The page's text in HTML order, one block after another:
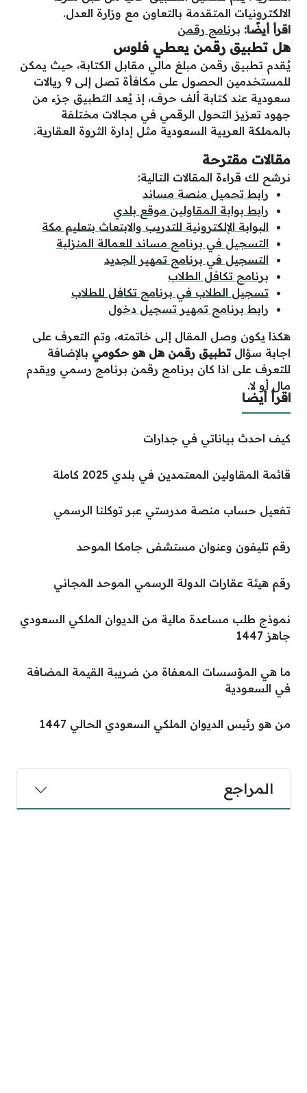
الالكترونيات المتقدمة بالتعاون مع وزارة العدل.
اقرأ أيضًا: برنامج رقمن
هل تطبيق رقمن يعطي فلوس
يُقدم تطبيق رقمن مبلغ مالي مقابل الكتابة، حيث يمكن
للمستخدمين الحصول على مكافأة تصل إلى 9 ريالات
سعودية عند كتابة ألف حرف، إذ يُعد التطبيق جزء من
جهود تعزيز التحول الرقمي في مجالات مختلفة
بالمملكة العربية السعودية مثل إدارة الثروة العقارية.
مقالات مقترحة
نرشح لك قراءة المقالات التالية:
رابط تحميل منصة مساند
رابط بوابة المقاولين موقع بلدي
البوابة الإلكترونية للتدريب والابتعاث بتعليم مكة
التسجيل في برنامج مساند للعمالة المنزلية
التسجيل في برنامج تمهير الجديد
برنامج تكافل الطلاب
تسجيل الطلاب في برنامج تكافل للطلاب
رابط برنامج تمهير تسجيل دخول
هكذا يكون وصل المقال إلى خاتمته، وتم التعرف على
اجابة سؤالتطبيق رقمن هل هو حكومي بالإضافة
للتعرف على اذا كان برنامج رقمن برنامج رسمي ويقدم
مال أو لا.
اقرأ أيضا
كيف احدث بياناتي في جدارات
قائمة المقاولين المعتمدين في بلدي 2025 كاملة
تفعيل حساب منصة مدرستي عبر توكلنا الرسمي
رقم تليفون وعنوان مستشفى جامكا الموحد
رقم هيئة عقارات الدولة الرسمي الموحد المجاني
نموذج طلب مساعدة مالية من الديوان الملكي السعودي
جاهز 1447
ما هي المؤسسات المعفاة من ضريبة القيمة المضافة
في السعودية
من هو رئيس الديوان الملكي السعودي الحالي 1447
المراجع